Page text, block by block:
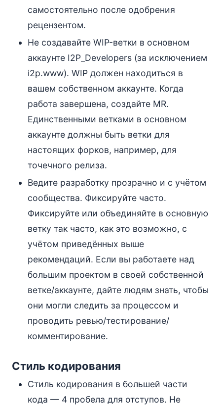
самостоятельно после одобрения
рецензентом.
Не создавайте WIP-ветки в основном
аккаунте I2P_Developers (за исключением
i2p.www). WIP должен находиться в
вашем собственном аккаунте. Когда
работа завершена, создайте MR.
Единственными ветками в основном
аккаунте должны быть ветки для
настоящих форков, например, для
точечного релиза.
Ведите разработку прозрачно и с учётом
сообщества. Фиксируйте часто.
Фиксируйте или объединяйте в основную
ветку так часто, как это возможно, с
учётом приведённых выше
рекомендаций. Если вы работаете над
большим проектом в своей собственной
ветке/аккаунте, дайте людям знать, чтобы
они могли следить за процессом и
проводить ревью/тестирование/
комментирование.
Стиль кодирования
Стиль кодирования в большей части
кода — 4 пробела для отступов. Не